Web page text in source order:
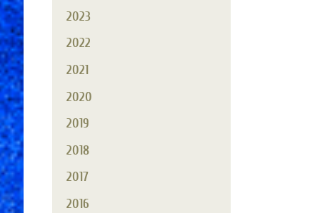
2023
2022
2021
2020
2019
2018
2017
2016